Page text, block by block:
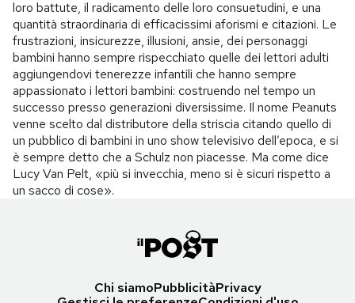
loro battute, il radicamento delle loro consuetudini, e una
quantità straordinaria di efficacissimi aforismi e citazioni. Le
frustrazioni, insicurezze, illusioni, ansie, dei personaggi
bambini hanno sempre rispecchiato quelle dei lettori adulti
aggiungendovi tenerezze infantili che hanno sempre
appassionato i lettori bambini: costruendo nel tempo un
successo presso generazioni diversissime. Il nome Peanuts
venne scelto dal distributore della striscia citando quello di
un pubblico di bambini in uno show televisivo dell’epoca, e si
è sempre detto che a Schulz non piacesse. Ma come dice
Lucy Van Pelt, «più si invecchia, meno si è sicuri rispetto a
un sacco di cose».
Chi siamoPubblicitàPrivacy